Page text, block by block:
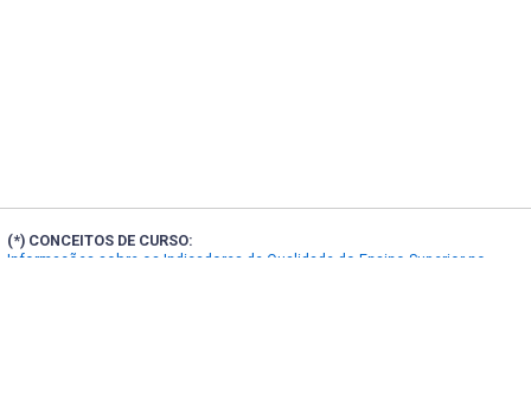
(*) CONCEITOS DE CURSO:
Informações sobre os Indicadores de Qualidade do Ensino Superior no